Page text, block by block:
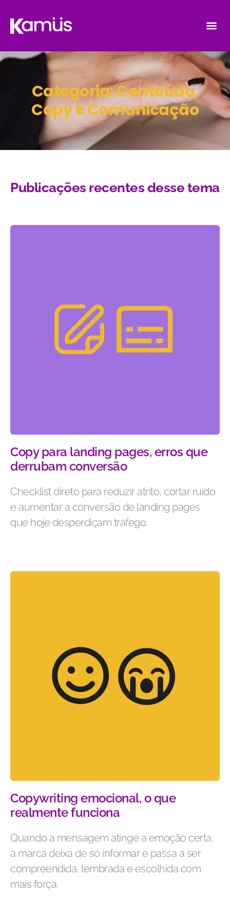
Categoria: Conteúdo,
Copy e Comunicação
Publicações recentes desse tema
Copy para landing pages, erros que
derrubam conversão
Checklist direto para reduzir atrito, cortar ruído
e aumentar a conversão de landing pages
que hoje desperdiçam tráfego.
Copywriting emocional, o que
realmente funciona
Quando a mensagem atinge a emoção certa,
a marca deixa de só informar e passa a ser
compreendida, lembrada e escolhida com
mais força.